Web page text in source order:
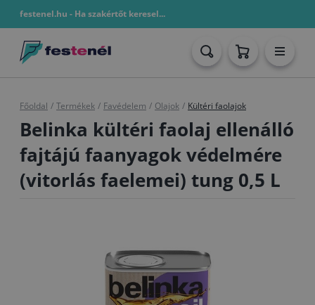
festenel.hu - Ha szakértőt keresel...
Főoldal / Termékek / Favédelem / Olajok / Kültéri faolajok
Belinka kültéri faolaj ellenálló
fajtájú faanyagok védelmére
(vitorlás faelemei) tung 0,5 L